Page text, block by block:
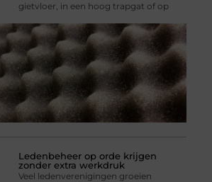
gietvloer, in een hoog trapgat of op
Ledenbeheer op orde krijgen
zonder extra werkdruk
Veel ledenverenigingen groeien